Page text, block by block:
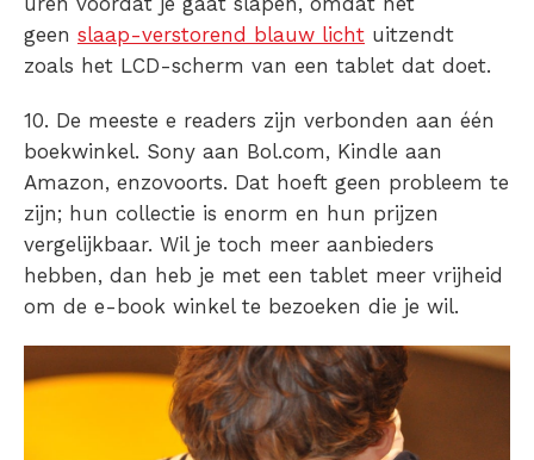
geen slaap-verstorend blauw licht uitzendt
zoals het LCD-scherm van een tablet dat doet.
10. De meeste e readers zijn verbonden aan één
boekwinkel. Sony aan Bol.com, Kindle aan
Amazon, enzovoorts. Dat hoeft geen probleem te
zijn; hun collectie is enorm en hun prijzen
vergelijkbaar. Wil je toch meer aanbieders
hebben, dan heb je met een tablet meer vrijheid
om de e-book winkel te bezoeken die je wil.